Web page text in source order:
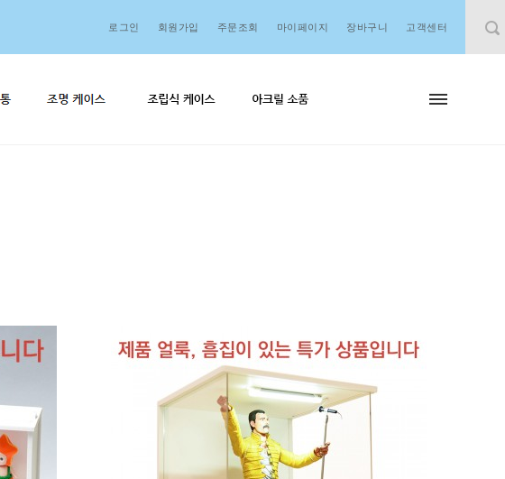
로그인 회원가입 주문조회 마이페이지 장바구니 고객센터